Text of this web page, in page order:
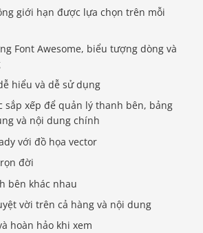
giới hạn được lựa chọn trên mỗi
Font Awesome, biểu tượng dòng và
hiểu và dễ sử dụng
sắp xếp để quản lý thanh bên, bảng
và nội dung chính
với đồ họa vector
đời
bên khác nhau
vời trên cả hàng và nội dung
hoàn hảo khi xem